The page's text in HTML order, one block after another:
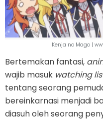
Kenja no Mago |
Bertemakan fantasi,
wajib masuk watching
tentang seorang
bereinkarnasi menjadi
diasuh oleh seorang